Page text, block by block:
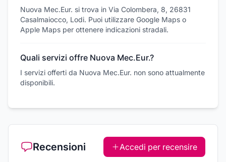
Nuova Mec.Eur. si trova in Via Colombera, 8, 26831
Casalmaiocco, Lodi. Puoi utilizzare Google Maps o
Apple Maps per ottenere indicazioni stradali.
Quali servizi offre Nuova Mec.Eur.?
I servizi offerti da Nuova Mec.Eur. non sono attualmente
disponibili.
Recensioni Accedi per recensire